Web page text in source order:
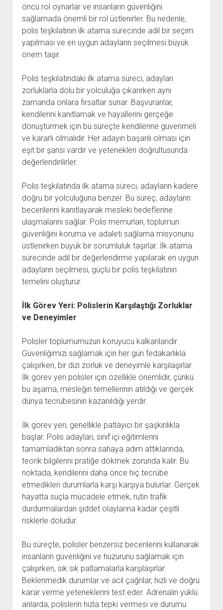
öncü rol oynarlar ve insanların güvenliğini
sağlamada önemli bir rol üstlenirler. Bu nedenle,
polis teşkilatının ilk atama sürecinde adil bir seçim
yapılması ve en uygun adayların seçilmesi büyük
önem taşır.
Polis teşkilatındaki ilk atama süreci, adayları
zorluklarla dolu bir yolculuğa çıkarırken aynı
zamanda onlara fırsatlar sunar. Başvuranlar,
kendilerini kanıtlamak ve hayallerini gerçeğe
dönüştürmek için bu süreçte kendilerine güvenmeli
ve kararlı olmalıdır. Her adayın başarılı olması için
eşit bir şansı vardır ve yetenekleri doğrultusunda
değerlendirilirler.
Polis teşkilatında ilk atama süreci, adayların kadere
doğru bir yolculuğuna benzer. Bu süreç, adayların
becerilerini kanıtlayarak mesleki hedeflerine
ulaşmalarını sağlar. Polis memurları, toplumun
güvenliğini koruma ve adaleti sağlama misyonunu
üstlenirken büyük bir sorumluluk taşırlar. İlk atama
sürecinde adil bir değerlendirme yapılarak en uygun
adayların seçilmesi, güçlü bir polis teşkilatının
temelini oluşturur.
İlk Görev Yeri: Polislerin Karşılaştığı Zorluklar
ve Deneyimler
Polisler toplumumuzun koruyucu kalkanlarıdır.
Güvenliğimizi sağlamak için her gün fedakarlıkla
çalışırken, bir dizi zorluk ve deneyimle karşılaşırlar.
İlk görev yeri polisler için özellikle önemlidir, çünkü
bu aşama, mesleğin temellerinin atıldığı ve gerçek
dünya tecrübesinin kazanıldığı yerdir.
İlk görev yeri, genellikle patlayıcı bir şaşkınlıkla
başlar. Polis adayları, sınıf içi eğitimlerini
tamamladıktan sonra sahaya adım attıklarında,
teorik bilgilerini pratiğe dökmek zorunda kalır. Bu
noktada, kendilerini daha önce hiç tecrübe
etmedikleri durumlarla karşı karşıya bulurlar. Gerçek
hayatta suçla mücadele etmek, rutin trafik
durdurmalardan şiddet olaylarına kadar çeşitli
risklerle doludur.
Bu süreçte, polisler benzersiz becerilerini kullanarak
insanların güvenliğini ve huzurunu sağlamak için
çalışırken, sık sık patlamalarla karşılaşırlar.
Beklenmedik durumlar ve acil çağrılar, hızlı ve doğru
karar verme yeteneklerini test eder. Adrenalin yüklü
anlarda, polislerin hızla tepki vermesi ve durumu